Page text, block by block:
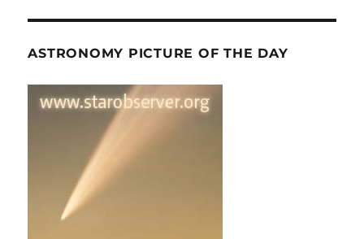
ASTRONOMY PICTURE OF THE DAY